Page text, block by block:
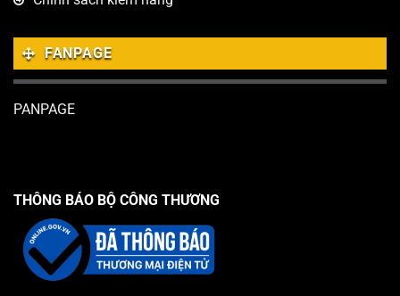
FANPAGE
PANPAGE
THÔNG BÁO BỘ CÔNG THƯƠNG